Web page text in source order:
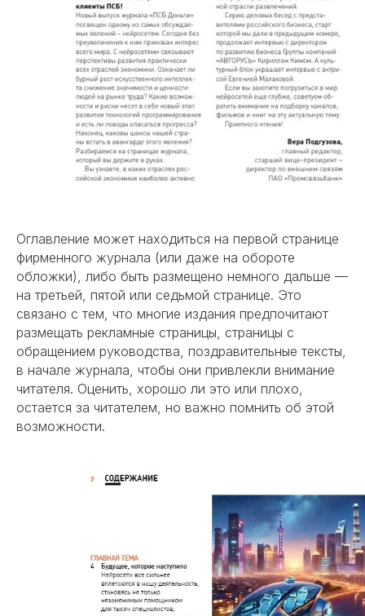
Оглавление может находиться на первой странице
фирменного журнала (или даже на обороте
обложки), либо быть размещено немного дальше —
на третьей, пятой или седьмой странице. Это
связано с тем, что многие издания предпочитают
размещать рекламные страницы, страницы с
обращением руководства, поздравительные тексты,
в начале журнала, чтобы они привлекли внимание
читателя. Оценить, хорошо ли это или плохо,
остается за читателем, но важно помнить об этой
возможности.